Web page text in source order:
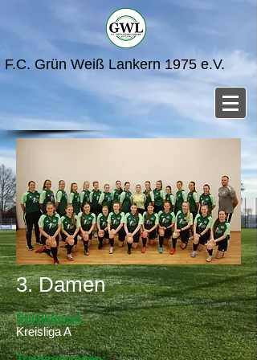
F.C. Grün Weiß Lankern 1975 e.V.
3. Damen
Spielklasse:
Kreisliga A